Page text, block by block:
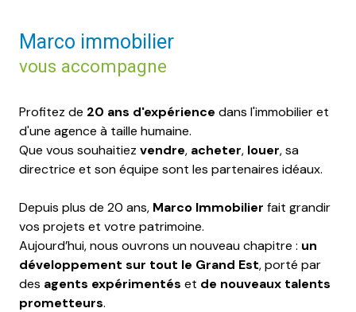
Marco immobilier
vous accompagne
Profitez de 20 ans d'expérience dans l'immobilier et
d'une agence à taille humaine.
Que vous souhaitiez vendre, acheter, louer, sa
directrice et son équipe sont les partenaires idéaux.
Depuis plus de 20 ans, Marco Immobilier fait grandir
vos projets et votre patrimoine.
Aujourd’hui, nous ouvrons un nouveau chapitre : un
développement sur tout le Grand Est, porté par
des agents expérimentés et de nouveaux talents
prometteurs.